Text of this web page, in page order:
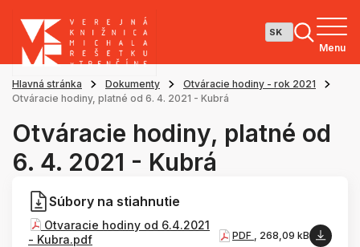
Menu
Hlavná stránka Dokumenty
Otváracie hodiny - rok 2021
Otváracie hodiny, platné od 6. 4. 2021 - Kubrá
Otváracie hodiny, platné od
6. 4. 2021 - Kubrá
Súbory na stiahnutie
Otvaracie hodiny od 6.4.2021
- Kubra.pdf
PDF , 268,09 kB